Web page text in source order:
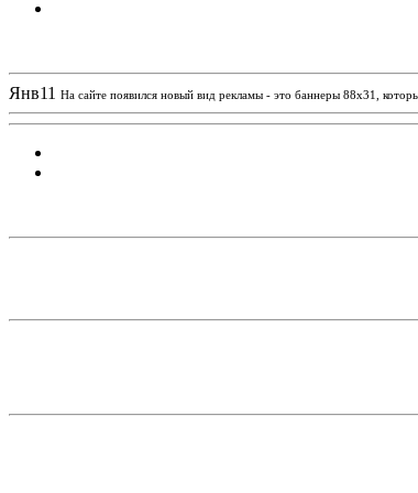
Янв11 На сайте появился новый вид рекламы - это баннеры 88х31,